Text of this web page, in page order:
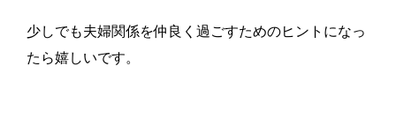
少しでも夫婦関係を仲良く過ごすためのヒントになっ
たら嬉しいです。